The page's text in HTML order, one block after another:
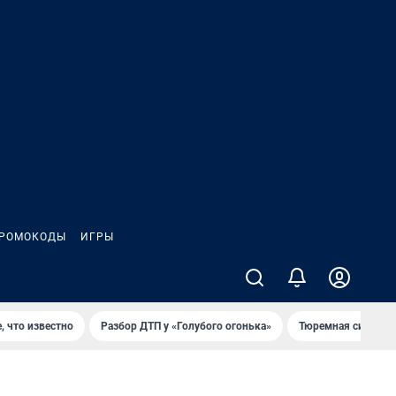
ИГРЫ
что известно Разбор ДТП у «Голубого огонька» Тюремная